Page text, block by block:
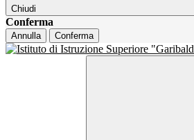
Chiudi
Conferma
Annulla Conferma